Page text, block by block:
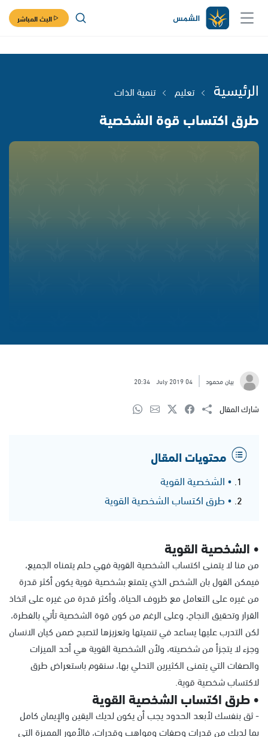
البث المباشر
الرئيسية تعليم تنمية الذات
طرق اكتساب قوة الشخصية
بيان محمود 04 July 2019
20:34
شارك المقال
محتويات المقال
• الشخصية القوية
• طرق اكتساب الشخصية القوية
• الشخصية القوية
من منا لا يتمنى اكتساب الشخصية القوية فهي حلم يتمناه الجميع،
فيمكن القول بان الشخص الذي يتمتع بشخصية قوية يكون أكثر قدرة
من غيره على التعامل مع ظروف الحياة، وأكثر قدرة من غيره على اتخاذ
القرار وتحقيق النجاح، وعلى الرغم من كون قوة الشخصية تأتي بالفطرة،
لكن التدرب عليها يساعد في تنميتها وتعزيزها لتصبح ضمن كيان الانسان
وجزء لا يتجزأ من شخصيته، ولأن الشخصية القوية هي أحد الميزات
والصفات التي يتمنى الكثيرين التحلي بها، سنقوم باستعراض طرق
لاكتساب شخصية قوية.
• طرق اكتساب الشخصية القوية
- ثق بنفسك لأبعد الحدود يجب أن يكون لديك اليقين والإيمان كامل
بما لديك من قدرات وصفات ومواهب وقدرات، فالأمور المميزة التي